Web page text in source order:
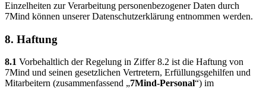
Einzelheiten zur Verarbeitung personenbezogener Daten durch
7Mind können unserer Datenschutzerklärung entnommen werden.
8. Haftung
8.1 Vorbehaltlich der Regelung in Ziffer 8.2 ist die Haftung von
7Mind und seinen gesetzlichen Vertretern, Erfüllungsgehilfen und
Mitarbeitern (zusammenfassend „7Mind-Personal“) im